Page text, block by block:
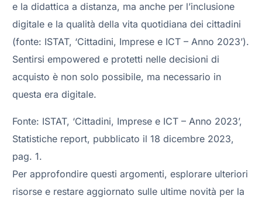
e la didattica a distanza, ma anche per l’inclusione
digitale e la qualità della vita quotidiana dei cittadini
(fonte: ISTAT, ‘Cittadini, Imprese e ICT – Anno 2023’).
Sentirsi empowered e protetti nelle decisioni di
acquisto è non solo possibile, ma necessario in
questa era digitale.
Fonte: ISTAT, ‘Cittadini, Imprese e ICT – Anno 2023’,
Statistiche report, pubblicato il 18 dicembre 2023,
pag. 1.
Per approfondire questi argomenti, esplorare ulteriori
risorse e restare aggiornato sulle ultime novità per la